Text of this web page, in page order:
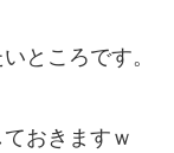
ところです。
おきますｗ